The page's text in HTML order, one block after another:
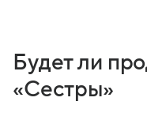
Будет ли
«Сестры»